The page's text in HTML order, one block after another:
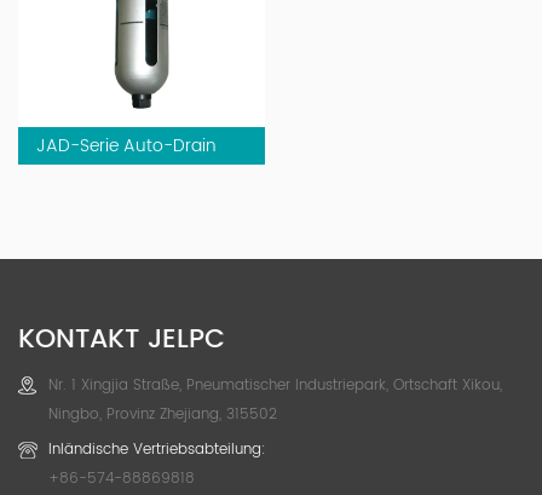
JAD-Serie Auto-Drain
KONTAKT JELPC
Nr. 1 Xingjia Straße, Pneumatischer Industriepark, Ortschaft Xikou,
Ningbo, Provinz Zhejiang, 315502
Inländische Vertriebsabteilung:
+86-574-88869818